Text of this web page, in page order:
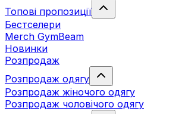
Топові пропозиції
Бестселери
Merch GymBeam
Новинки
Розпродаж
Розпродаж одягу
Розпродаж жіночого одягу
Розпродаж чоловічого одягу